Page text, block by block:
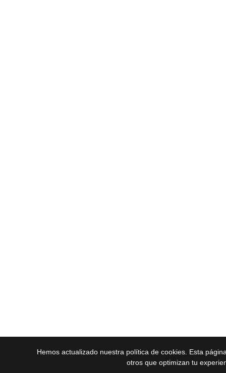
Hemos actualizado nuestra política de cookies. Esta
otros que optimizan tu